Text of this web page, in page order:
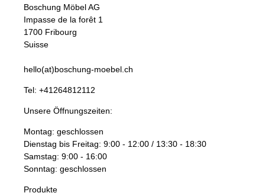
Boschung Möbel AG
Impasse de la forêt 1
1700 Fribourg
Suisse
hello(at)boschung-moebel.ch
Tel: +41264812112
Unsere Öffnungszeiten:
Montag: geschlossen
Dienstag bis Freitag: 9:00 - 12:00 / 13:30 - 18:30
Samstag: 9:00 - 16:00
Sonntag: geschlossen
Produkte